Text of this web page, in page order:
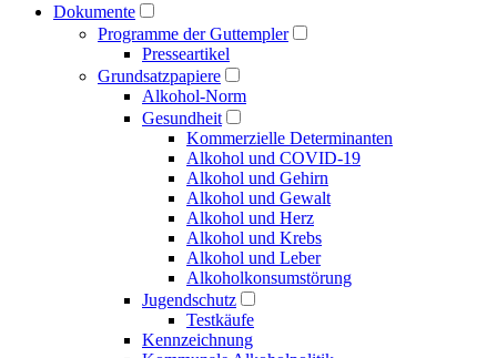
Dokumente
Programme der Guttempler
Presse­artikel
Grundsatzpapiere
Alkohol-Norm
Gesundheit
Kommerzielle Determinanten
Alkohol und COVID-19
Alkohol und Gehirn
Alkohol und Gewalt
Alkohol und Herz
Alkohol und Krebs
Alkohol und Leber
Alkoholkonsumstörung
Jugendschutz
Testkäufe
Kennzeichnung